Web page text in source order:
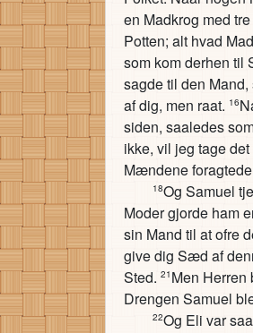
en Madkrog med
Potten; alt hvad
som kom derhen til
sagde til den
af dig, men raat. 16
siden, saaledes
ikke, vil jeg tage
Mændene
18Og Samuel
Moder gjorde ham
sin Mand til at ofre
give dig Sæd af
Sted. 21 Men Herren
Drengen Samuel
22Og Eli var